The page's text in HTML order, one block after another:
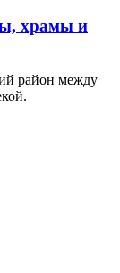
храмы и
район между